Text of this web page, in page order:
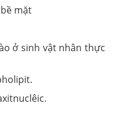
mặt
ở sinh vật nhân thực